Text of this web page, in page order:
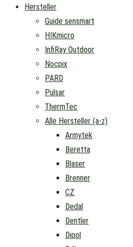
Hersteller
Guide sensmart
HIKmicro
InfiRay Outdoor
Nocpix
PARD
Pulsar
ThermTec
Alle Hersteller (a-z)
Armytek
Beretta
Blaser
Brenner
CZ
Dedal
Dentler
Dipol